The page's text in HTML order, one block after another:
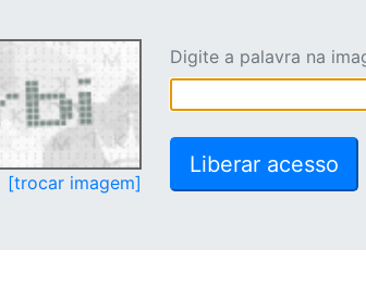
[trocar imagem]
Digite a palavra na